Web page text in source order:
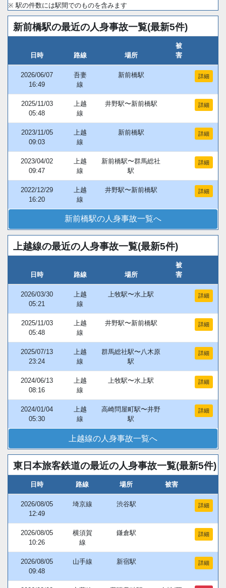
※ 駅の件数には駅間でのものを含みます
新前橋駅の最近の人身事故一覧(最新5件)
日時 路線 場所
被
害
2026/06/07
16:49
吾妻
線
新前橋駅 詳細
2025/11/03
05:48
上越
線
井野駅〜新前橋駅 詳細
2023/11/05
09:03
上越
線
新前橋駅 詳細
2023/04/02
09:47
上越
線
新前橋駅〜群馬総社
駅
詳細
2022/12/29
16:20
上越
線
井野駅〜新前橋駅 詳細
新前橋駅の人身事故一覧へ
上越線の最近の人身事故一覧(最新5件)
日時 路線 場所
被
害
2026/03/30
05:21
上越
線
上牧駅〜水上駅 詳細
2025/11/03
05:48
上越
線
井野駅〜新前橋駅 詳細
2025/07/13
23:24
上越
線
群馬総社駅〜八木原
駅
詳細
2024/06/13
08:16
上越
線
上牧駅〜水上駅 詳細
2024/01/04
05:30
上越
線
高崎問屋町駅〜井野
駅
詳細
上越線の人身事故一覧へ
東日本旅客鉄道の最近の人身事故一覧(最新5件)
日時 路線 場所 被害
2026/08/05
12:49
埼京線 渋谷駅 詳細
2026/08/05
10:26
横須賀
線
鎌倉駅 詳細
2026/08/05
09:48
山手線 新宿駅 詳細